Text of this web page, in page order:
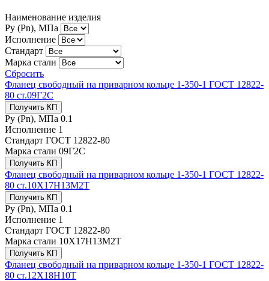
Наименование изделия
Ру (Рn), МПа
Исполнение
Стандарт
Марка стали
Сбросить
Фланец свободный на приварном кольце 1-350-1 ГОСТ 12822-
80 ст.09Г2С
Получить КП
Ру (Рn), МПа 0.1
Исполнение 1
Стандарт ГОСТ 12822-80
Марка стали 09Г2С
Получить КП
Фланец свободный на приварном кольце 1-350-1 ГОСТ 12822-
80 ст.10Х17Н13М2Т
Получить КП
Ру (Рn), МПа 0.1
Исполнение 1
Стандарт ГОСТ 12822-80
Марка стали 10Х17Н13М2Т
Получить КП
Фланец свободный на приварном кольце 1-350-1 ГОСТ 12822-
80 ст.12Х18Н10Т